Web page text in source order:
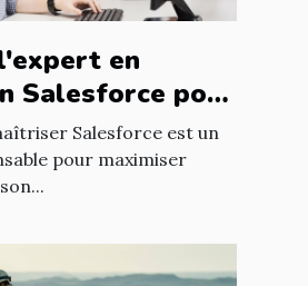
en
Salesforce pour
compétences
Salesforce est un
pour maximiser